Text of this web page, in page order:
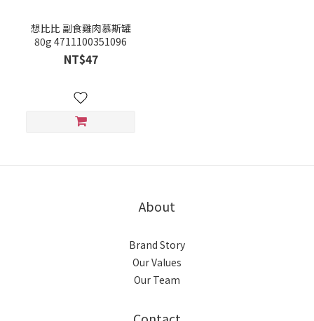
想比比 副食雞肉慕斯罐
80g 4711100351096
NT$47
About
Brand Story
Our Values
Our Team